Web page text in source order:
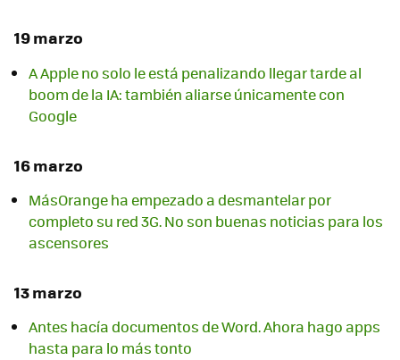
19 marzo
A Apple no solo le está penalizando llegar tarde al
boom de la IA: también aliarse únicamente con
Google
16 marzo
MásOrange ha empezado a desmantelar por
completo su red 3G. No son buenas noticias para los
ascensores
13 marzo
Antes hacía documentos de Word. Ahora hago apps
hasta para lo más tonto